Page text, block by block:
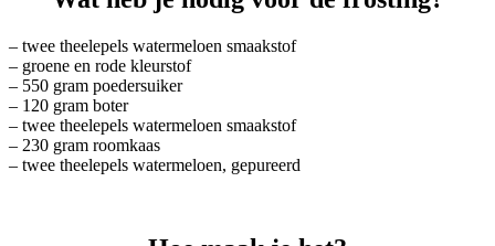
– twee theelepels watermeloen smaakstof
– groene en rode kleurstof
– 550 gram poedersuiker
– 120 gram boter
– twee theelepels watermeloen smaakstof
– 230 gram roomkaas
– twee theelepels watermeloen, gepureerd